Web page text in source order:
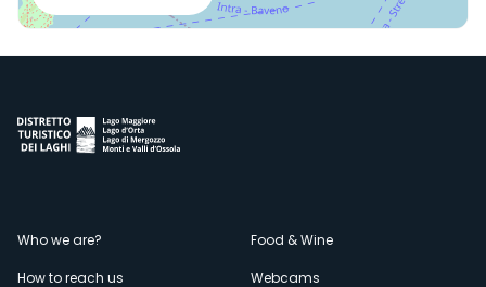
Menù
Who we are?
How to reach us
Food & Wine
Webcams